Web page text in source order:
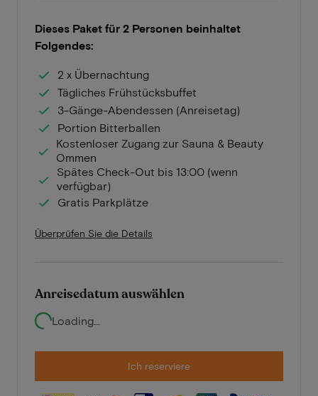
Dieses Paket für 2 Personen beinhaltet
Folgendes:
2 x Übernachtung
Tägliches Frühstücksbuffet
3-Gänge-Abendessen (Anreisetag)
Portion Bitterballen
Kostenloser Zugang zur Sauna & Beauty
Ommen
Spätes Check-Out bis 13:00 (wenn
verfügbar)
Gratis Parkplätze
Überprüfen Sie die Details
Anreisedatum auswählen
Loading...
Ich reserviere